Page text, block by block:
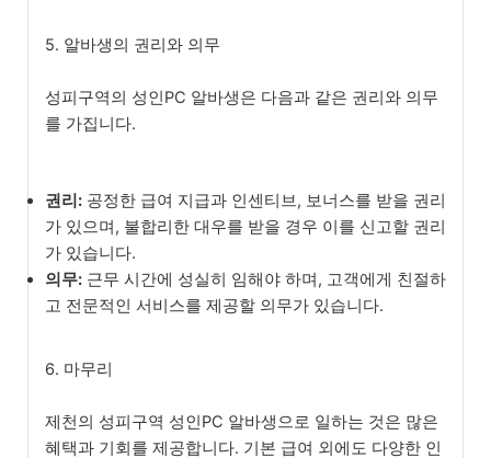
5. 알바생의 권리와 의무
성피구역의 성인PC 알바생은 다음과 같은 권리와 의무
를 가집니다.
권리: 공정한 급여 지급과 인센티브, 보너스를 받을 권리
가 있으며, 불합리한 대우를 받을 경우 이를 신고할 권리
가 있습니다.
의무: 근무 시간에 성실히 임해야 하며, 고객에게 친절하
고 전문적인 서비스를 제공할 의무가 있습니다.
6. 마무리
제천의 성피구역 성인PC 알바생으로 일하는 것은 많은
혜택과 기회를 제공합니다. 기본 급여 외에도 다양한 인